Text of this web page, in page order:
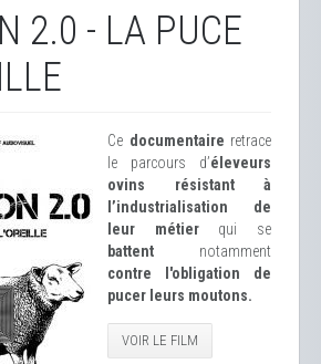
2.0 - LA PUCE
Ce documentaire retrace
le parcours d’éleveurs
ovins résistant à
l’industrialisation de
leur métierqui se
battent notamment
contre l'obligation de
pucer leurs moutons.
VOIR LE FILM